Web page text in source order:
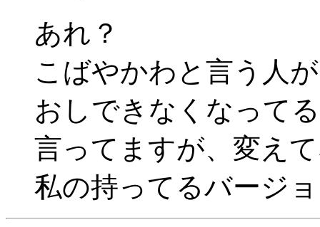
あれ？
こばやかわと言う人
おしできなくなって
言ってますが、変え
私の持ってるバージ